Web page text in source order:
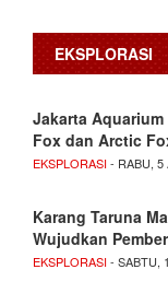
EKSPLORASI
Jakarta
Fox dan Arctic
EKSPLORASI- RABU, 5
Karang Taruna
Wujudkan
EKSPLORASI- SABTU,